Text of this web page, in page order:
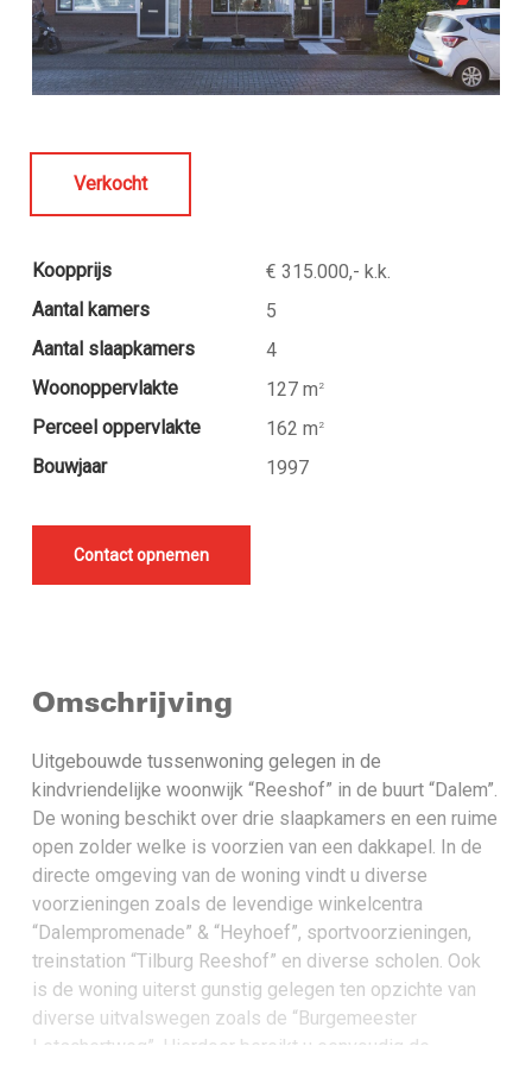
Verkocht
Koopprijs
€ 315.000,- k.k.
Aantal kamers
5
Aantal slaapkamers
4
Woonoppervlakte
127 m 2
Perceel oppervlakte 162 m 2
Bouwjaar 1997
Contact opnemen
Omschrijving
Uitgebouwde tussenwoning gelegen in de
kindvriendelijke woonwijk “Reeshof” in de buurt “Dalem”.
De woning beschikt over drie slaapkamers en een ruime
open zolder welke is voorzien van een dakkapel. In de
directe omgeving van de woning vindt u diverse
voorzieningen zoals de levendige winkelcentra
“Dalempromenade” & “Heyhoef”, sportvoorzieningen,
treinstation “Tilburg Reeshof” en diverse scholen. Ook
is de woning uiterst gunstig gelegen ten opzichte van
diverse uitvalswegen zoals de “Burgemeester
Letschertweg”. Hierdoor bereikt u eenvoudig de